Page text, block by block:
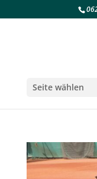
Seite wählen